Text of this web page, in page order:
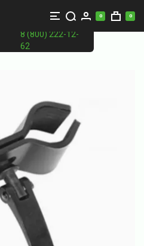
0 0
8 (800) 222-12-
62